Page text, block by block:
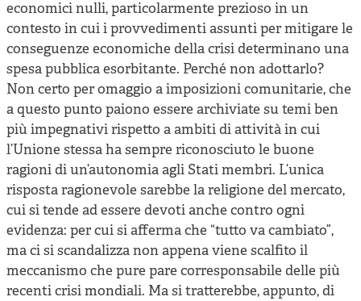
economici nulli, particolarmente prezioso in un
contesto in cui i provvedimenti assunti per mitigare le
conseguenze economiche della crisi determinano una
spesa pubblica esorbitante. Perché non adottarlo?
Non certo per omaggio a imposizioni comunitarie, che
a questo punto paiono essere archiviate su temi ben
più impegnativi rispetto a ambiti di attività in cui
l’Unione stessa ha sempre riconosciuto le buone
ragioni di un’autonomia agli Stati membri. L’unica
risposta ragionevole sarebbe la religione del mercato,
cui si tende ad essere devoti anche contro ogni
evidenza: per cui si afferma che “tutto va cambiato”,
ma ci si scandalizza non appena viene scalfito il
meccanismo che pure pare corresponsabile delle più
recenti crisi mondiali. Ma si tratterebbe, appunto, di